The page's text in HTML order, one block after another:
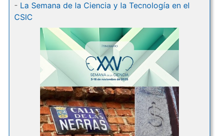
- La Semana de la Ciencia y la Tecnología en el
CSIC